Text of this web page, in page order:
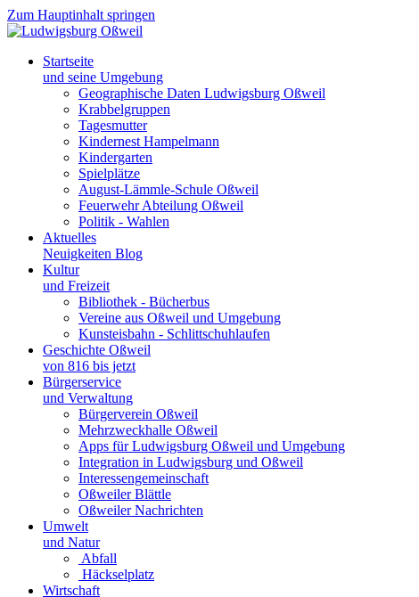
Zum Hauptinhalt springen
Startseite
und seine Umgebung
Geographische Daten Ludwigsburg Oßweil
Krabbelgruppen
Tagesmutter
Kindernest Hampelmann
Kindergarten
Spielplätze
August-Lämmle-Schule Oßweil
Feuerwehr Abteilung Oßweil
Politik - Wahlen
Aktuelles
Neuigkeiten Blog
Kultur
und Freizeit
Bibliothek - Bücherbus
Vereine aus Oßweil und Umgebung
Kunsteisbahn - Schlittschuhlaufen
Geschichte Oßweil
von 816 bis jetzt
Bürgerservice
und Verwaltung
Bürgerverein Oßweil
Mehrzweckhalle Oßweil
Apps für Ludwigsburg Oßweil und Umgebung
Integration in Ludwigsburg und Oßweil
Interessengemeinschaft
Oßweiler Blättle
Oßweiler Nachrichten
Umwelt
und Natur
Abfall
Häckselplatz
Wirtschaft